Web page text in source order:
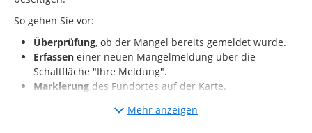
So gehen Sie vor:
Überprüfung, ob der Mangel bereits gemeldet wurde.
Erfassen einer neuen Mängelmeldung über die
Schaltfläche "Ihre Meldung".
Markierung des Fundortes auf der Karte.
des Mangels und ggf. Hochladen von
Mehr anzeigen